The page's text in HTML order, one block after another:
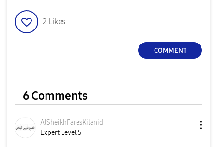
2 Likes
COMMENT
6 Comments
AlSheikhFaresKilanid
Expert Level 5